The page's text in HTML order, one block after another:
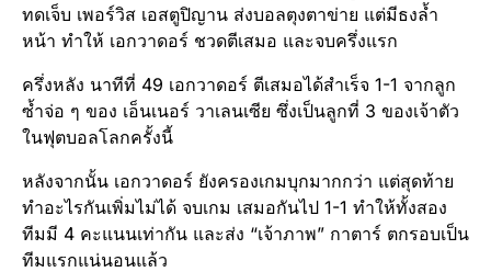
ทดเจ็บ เพอร์วิส เอสตูปิญาน ส่งบอลตุงตาข่าย แต่มีธงล้ำ
หน้า ทำให้ เอกวาดอร์ ชวดตีเสมอ และจบครึ่งแรก
ครึ่งหลัง นาทีที่ 49 เอกวาดอร์ ตีเสมอได้สำเร็จ 1-1 จากลูก
ซ้ำจ่อ ๆ ของ เอ็นเนอร์ วาเลนเซีย ซึ่งเป็นลูกที่ 3 ของเจ้าตัว
ในฟุตบอลโลกครั้งนี้
หลังจากนั้น เอกวาดอร์ ยังครองเกมบุกมากกว่า แต่สุดท้าย
ทำอะไรกันเพิ่มไม่ได้ จบเกม เสมอกันไป 1-1 ทำให้ทั้งสอง
ทีมมี 4 คะแนนเท่ากัน และส่ง “เจ้าภาพ” กาตาร์ ตกรอบเป็น
ทีมแรกแน่นอนแล้ว